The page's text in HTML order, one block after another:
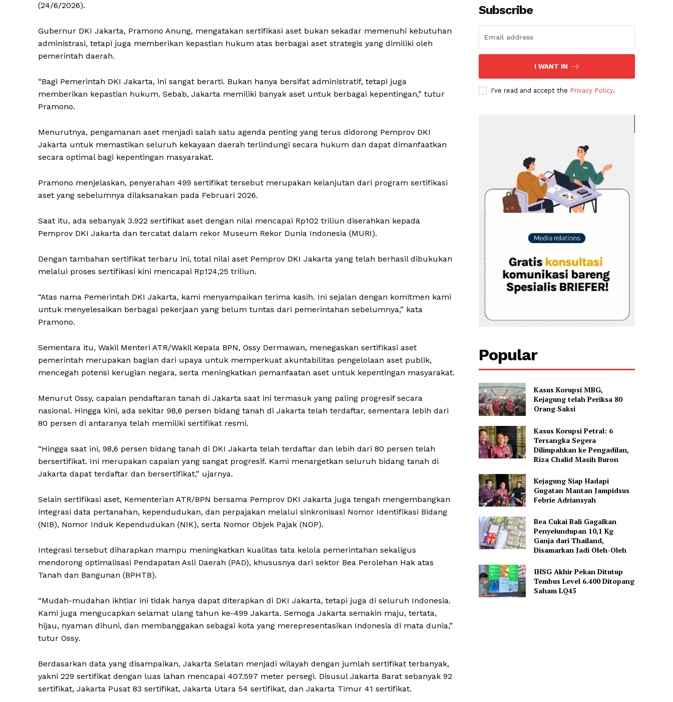
(24/6/2026).
Gubernur DKI Jakarta, Pramono Anung, mengatakan sertifikasi aset bukan sekadar memenuhi kebutuhan
administrasi, tetapi juga memberikan kepastian hukum atas berbagai aset strategis yang dimiliki oleh
pemerintah daerah.
“Bagi Pemerintah DKI Jakarta, ini sangat berarti. Bukan hanya bersifat administratif, tetapi juga
memberikan kepastian hukum. Sebab, Jakarta memiliki banyak aset untuk berbagai kepentingan,” tutur
Pramono.
Menurutnya, pengamanan aset menjadi salah satu agenda penting yang terus didorong Pemprov DKI
Jakarta untuk memastikan seluruh kekayaan daerah terlindungi secara hukum dan dapat dimanfaatkan
secara optimal bagi kepentingan masyarakat.
Pramono menjelaskan, penyerahan 499 sertifikat tersebut merupakan kelanjutan dari program sertifikasi
aset yang sebelumnya dilaksanakan pada Februari 2026.
Saat itu, ada sebanyak 3.922 sertifikat aset dengan nilai mencapai Rp102 triliun diserahkan kepada
Pemprov DKI Jakarta dan tercatat dalam rekor Museum Rekor Dunia Indonesia (MURI).
Dengan tambahan sertifikat terbaru ini, total nilai aset Pemprov DKI Jakarta yang telah berhasil dibukukan
melalui proses sertifikasi kini mencapai Rp124,25 triliun.
“Atas nama Pemerintah DKI Jakarta, kami menyampaikan terima kasih. Ini sejalan dengan komitmen kami
untuk menyelesaikan berbagai pekerjaan yang belum tuntas dari pemerintahan sebelumnya,” kata
Pramono.
Sementara itu, Wakil Menteri ATR/Wakil Kepala BPN, Ossy Dermawan, menegaskan sertifikasi aset
pemerintah merupakan bagian dari upaya untuk memperkuat akuntabilitas pengelolaan aset publik,
mencegah potensi kerugian negara, serta meningkatkan pemanfaatan aset untuk kepentingan masyarakat.
Menurut Ossy, capaian pendaftaran tanah di Jakarta saat ini termasuk yang paling progresif secara
nasional. Hingga kini, ada sekitar 98,6 persen bidang tanah di Jakarta telah terdaftar, sementara lebih dari
80 persen di antaranya telah memiliki sertifikat resmi.
“Hingga saat ini, 98,6 persen bidang tanah di DKI Jakarta telah terdaftar dan lebih dari 80 persen telah
bersertifikat. Ini merupakan capaian yang sangat progresif. Kami menargetkan seluruh bidang tanah di
Jakarta dapat terdaftar dan bersertifikat,” ujarnya.
Selain sertifikasi aset, Kementerian ATR/BPN bersama Pemprov DKI Jakarta juga tengah mengembangkan
integrasi data pertanahan, kependudukan, dan perpajakan melalui sinkronisasi Nomor Identifikasi Bidang
(NIB), Nomor Induk Kependudukan (NIK), serta Nomor Objek Pajak (NOP).
Integrasi tersebut diharapkan mampu meningkatkan kualitas tata kelola pemerintahan sekaligus
mendorong optimalisasi Pendapatan Asli Daerah (PAD), khususnya dari sektor Bea Perolehan Hak atas
Tanah dan Bangunan (BPHTB).
“Mudah-mudahan ikhtiar ini tidak hanya dapat diterapkan di DKI Jakarta, tetapi juga di seluruh Indonesia.
Kami juga mengucapkan selamat ulang tahun ke-499 Jakarta. Semoga Jakarta semakin maju, tertata,
hijau, nyaman dihuni, dan membanggakan sebagai kota yang merepresentasikan Indonesia di mata dunia,”
tutur Ossy.
Berdasarkan data yang disampaikan, Jakarta Selatan menjadi wilayah dengan jumlah sertifikat terbanyak,
yakni 229 sertifikat dengan luas lahan mencapai 407.597 meter persegi. Disusul Jakarta Barat sebanyak 92
sertifikat, Jakarta Pusat 83 sertifikat, Jakarta Utara 54 sertifikat, dan Jakarta Timur 41 sertifikat.
Subscribe
I WANT IN
I've read and accept the Privacy Policy.
Popular
Kasus Korupsi MBG,
Kejagung telah Periksa 80
Orang Saksi
Kasus Korupsi Petral: 6
Tersangka Segera
Dilimpahkan ke Pengadilan,
Riza Chalid Masih Buron
Kejagung Siap Hadapi
Gugatan Mantan Jampidsus
Febrie Adriansyah
Bea Cukai Bali Gagalkan
Penyelundupan 10,1 Kg
Ganja dari Thailand,
Disamarkan Jadi Oleh-Oleh
IHSG Akhir Pekan Ditutup
Tembus Level 6.400 Ditopang
Saham LQ45